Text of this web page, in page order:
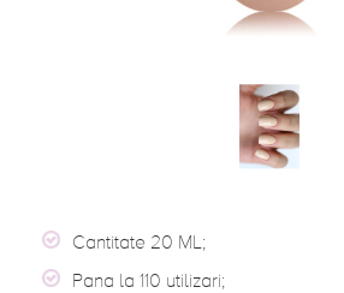
Cantitate 20 ML;
Pana la 110 utilizari;